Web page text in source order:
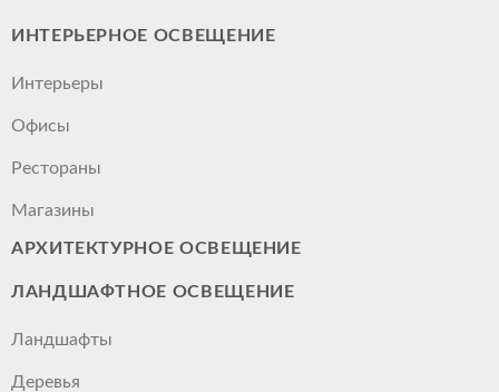
ИНТЕРЬЕРНОЕ ОСВЕЩЕНИЕ
Интерьеры
Офисы
Рестораны
Магазины
АРХИТЕКТУРНОЕ ОСВЕЩЕНИЕ
ЛАНДШАФТНОЕ ОСВЕЩЕНИЕ
Ландшафты
Деревья